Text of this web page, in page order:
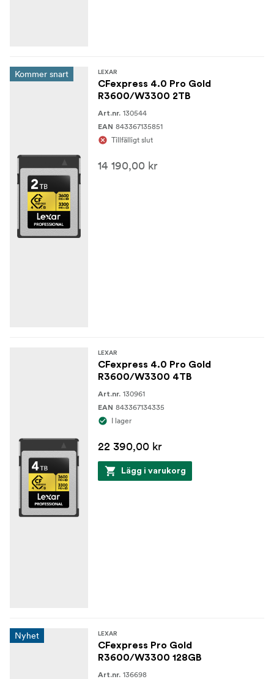
Kommer snart LEXAR
CFexpress 4.0 Pro Gold
R3600/W3300 2TB
Art.nr. 130544
EAN 843367135851
Tillfälligt slut
14 190,00 kr
LEXAR
CFexpress 4.0 Pro Gold
R3600/W3300 4TB
Art.nr. 130961
EAN 843367134335
I lager
22 390,00 kr
Lägg i varukorg
Nyhet LEXAR
CFexpress Pro Gold
R3600/W3300 128GB
Art.nr. 136698